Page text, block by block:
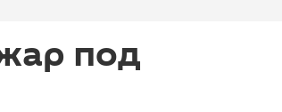
под